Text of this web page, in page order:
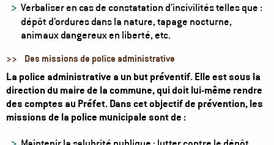
Verbaliser en cas de constatation d’incivilités telles que :
dépôt d’ordures dans la nature, tapage nocturne,
animaux dangereux en liberté, etc.
>> Des missions de police administrative
La police administrative a un but préventif. Elle est sous la
direction du maire de la commune, qui doit lui-même rendre
des comptes au Préfet. Dans cet objectif de prévention, les
missions de la police municipale sont de :